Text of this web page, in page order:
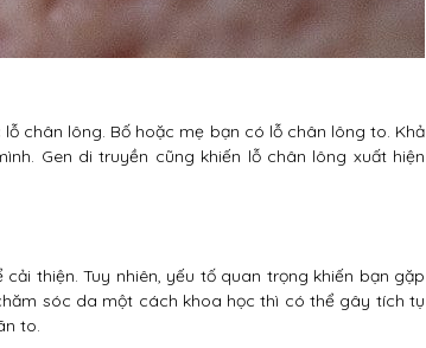
chân lông. Bố hoặc mẹ bạn có lỗ chân lông to. Khả
Gen di truyền cũng khiến lỗ chân lông xuất hiện
thiện. Tuy nhiên, yếu tố quan trọng khiến bạn gặp
sóc da một cách khoa học thì có thể gây tích tụ
to.